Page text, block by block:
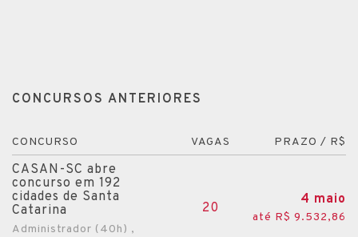
CONCURSOS ANTERIORES
CONCURSO VAGAS PRAZO / R$
CASAN-SC abre
concurso em 192
cidades de Santa
Catarina
Administrador (40h) ,
20
4 maio
até R$ 9.532,86